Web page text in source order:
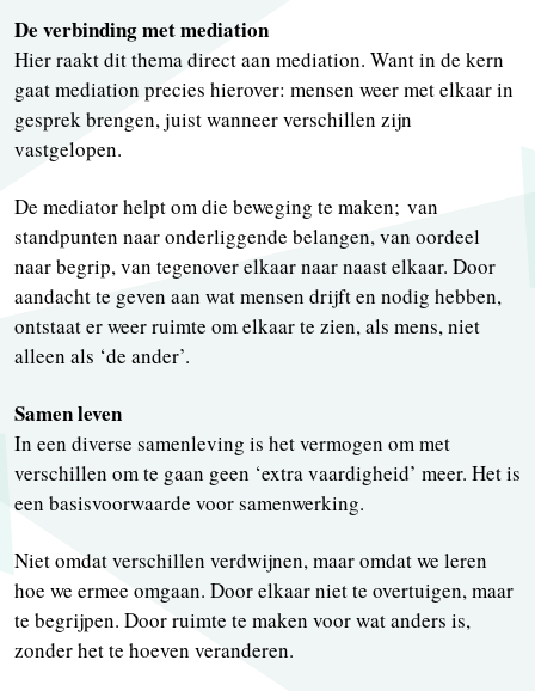
De verbinding met mediation
Hier raakt dit thema direct aan mediation. Want in de kern
gaat mediation precies hierover: mensen weer met elkaar in
gesprek brengen, juist wanneer verschillen zijn
vastgelopen.
De mediator helpt om die beweging te maken; van
standpunten naar onderliggende belangen, van oordeel
naar begrip, van tegenover elkaar naar naast elkaar. Door
aandacht te geven aan wat mensen drijft en nodig hebben,
ontstaat er weer ruimte om elkaar te zien, als mens, niet
alleen als ‘de ander’.
Samen leven
In een diverse samenleving is het vermogen om met
verschillen om te gaan geen ‘extra vaardigheid’ meer. Het is
een basisvoorwaarde voor samenwerking.
Niet omdat verschillen verdwijnen, maar omdat we leren
hoe we ermee omgaan. Door elkaar niet te overtuigen, maar
te begrijpen. Door ruimte te maken voor wat anders is,
zonder het te hoeven veranderen.